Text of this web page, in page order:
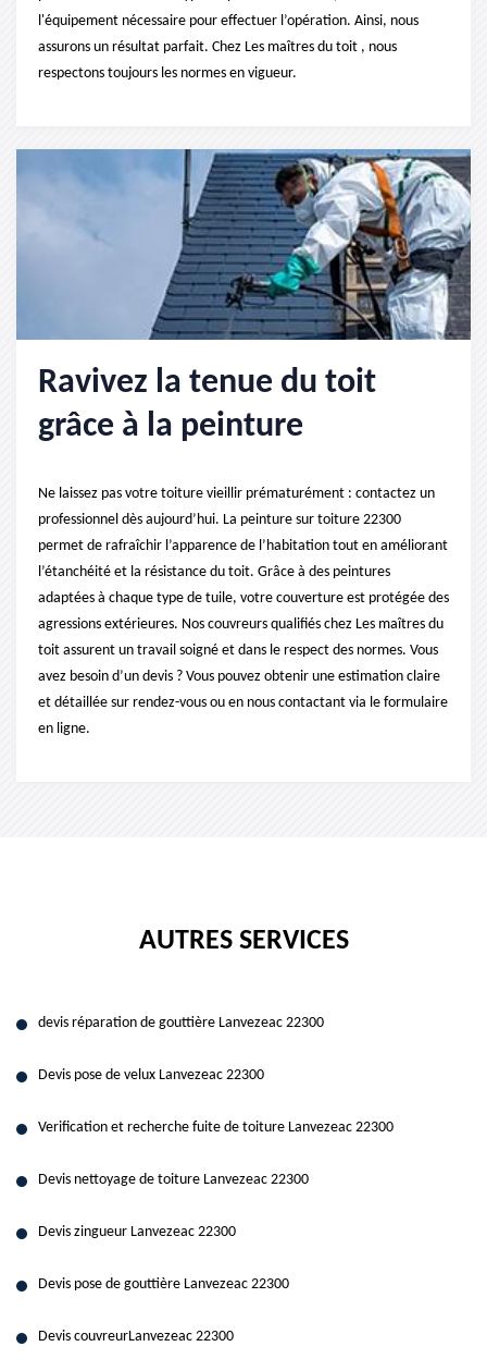
l'équipement nécessaire pour effectuer l’opération. Ainsi, nous
assurons un résultat parfait. Chez Les maîtres du toit , nous
respectons toujours les normes en vigueur.
Ravivez la tenue du toit
grâce à la peinture
Ne laissez pas votre toiture vieillir prématurément : contactez un
professionnel dès aujourd’hui. La peinture sur toiture 22300
permet de rafraîchir l’apparence de l’habitation tout en améliorant
l’étanchéité et la résistance du toit. Grâce à des peintures
adaptées à chaque type de tuile, votre couverture est protégée des
agressions extérieures. Nos couvreurs qualifiés chez Les maîtres du
toit assurent un travail soigné et dans le respect des normes. Vous
avez besoin d’un devis ? Vous pouvez obtenir une estimation claire
et détaillée sur rendez-vous ou en nous contactant via le formulaire
en ligne.
AUTRES SERVICES
devis réparation de gouttière Lanvezeac 22300
Devis pose de velux Lanvezeac 22300
Verification et recherche fuite de toiture Lanvezeac 22300
Devis nettoyage de toiture Lanvezeac 22300
Devis zingueur Lanvezeac 22300
Devis pose de gouttière Lanvezeac 22300
Devis couvreurLanvezeac 22300